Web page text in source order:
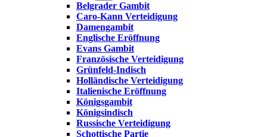
Belgrader Gambit
Caro-Kann Verteidigung
Damengambit
Englische Eröffnung
Evans Gambit
Französische Verteidigung
Grünfeld-Indisch
Holländische Verteidigung
Italienische Eröffnung
Königsgambit
Königsindisch
Russische Verteidigung
Schottische Partie